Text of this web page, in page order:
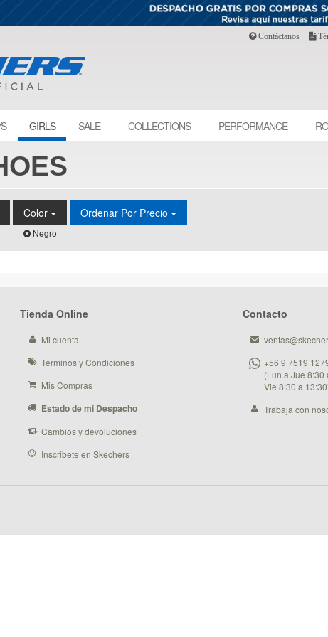
Contáctanos
GIRLS SALE COLLECTIONS PERFORMANCE
Color
Negro
Ordenar Por Precio
Tienda Online
Mi cuenta
Términos y Condiciones
Mis Compras
Estado de mi Despacho
Cambios y devoluciones
Inscribete en Skechers
Contacto
+56 9 7519
(Lun a Jue 8:30
Vie 8:30 a
Trabaja con